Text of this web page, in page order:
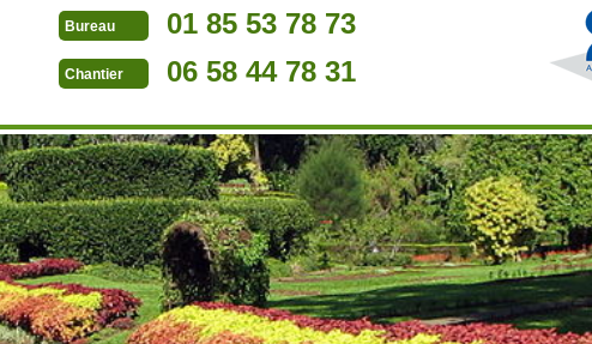
Bureau 01 85 53 78 73
Chantier 06 58 44 78 31